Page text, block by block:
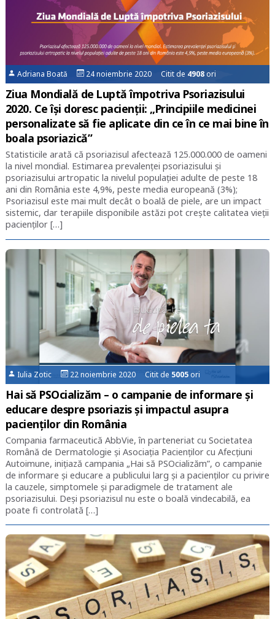
Adriana Boată 24 noiembrie 2020 Citit de 4908ori
Ziua Mondială de Luptă împotriva Psoriazisului
2020. Ce își doresc pacienții: „Principiile medicinei
personalizate să fie aplicate din ce în ce mai bine în
boala psoriazică”
Statisticile arată că psoriazisul afectează 125.000.000 de oameni
la nivel mondial. Estimarea prevalenței psoriazisului și
psoriazisului artropatic la nivelul populației adulte de peste 18
ani din România este 4,9%, peste media europeană (3%);
Psoriazisul este mai mult decât o boală de piele, are un impact
sistemic, dar terapiile disponibile astăzi pot crește calitatea vieții
pacienților […]
Iulia Zotic 22 noiembrie 2020 Citit de 5005ori
Hai să PSOcializăm – o campanie de informare și
educare despre psoriazis și impactul asupra
pacienților din România
Compania farmaceutică AbbVie, în parteneriat cu Societatea
Română de Dermatologie și Asociația Pacienților cu Afecțiuni
Autoimune, inițiază campania „Hai să PSOcializăm”, o campanie
de informare și educare a publicului larg și a pacienților cu privire
la cauzele, simptomele și paradigmele de tratament ale
psoriazisului. Deși psoriazisul nu este o boală vindecabilă, ea
poate fi controlată […]